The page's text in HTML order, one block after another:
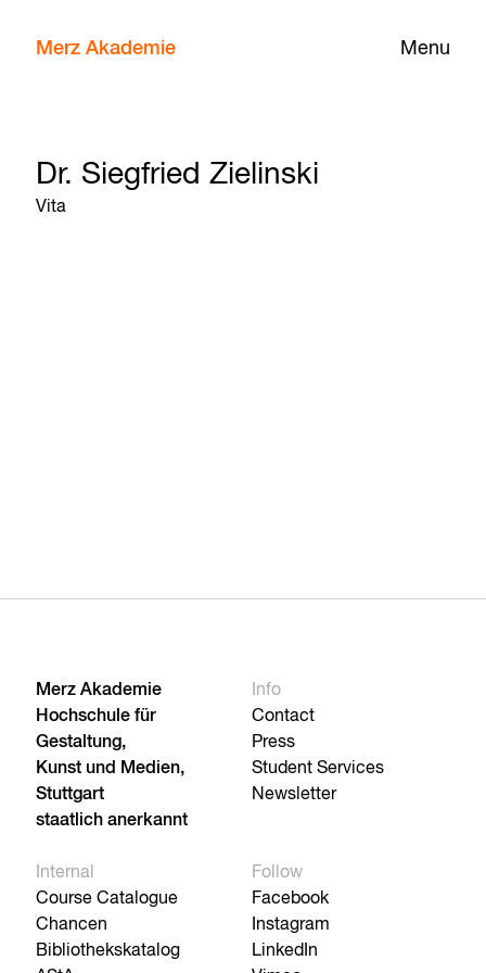
Menu
Merz Akademie
Dr. Siegfried Zielinski
Vita
Merz Akademie
Hochschule für
Gestaltung,
Kunst und Medien,
Stuttgart
staatlich anerkannt
Info
Contact
Press
Student Services
Newsletter
Internal
Course Catalogue
Chancen
Bibliothekskatalog
Follow
Facebook
Instagram
LinkedIn